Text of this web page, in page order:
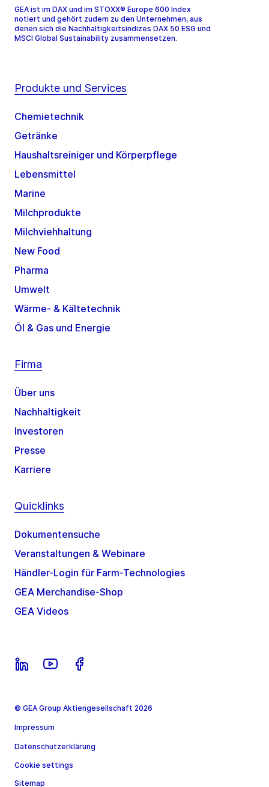
GEA ist im DAX und im STOXX® Europe 600 Index
notiert und gehört zudem zu den Unternehmen, aus
denen sich die Nachhaltigkeitsindizes DAX 50 ESG und
MSCI Global Sustainability zusammensetzen.
Produkte und Services
Chemietechnik
Getränke
Haushaltsreiniger und Körperpflege
Lebensmittel
Marine
Milchprodukte
Milchviehhaltung
New Food
Pharma
Umwelt
Wärme- & Kältetechnik
Öl & Gas und Energie
Firma
Über uns
Nachhaltigkeit
Investoren
Presse
Karriere
Quicklinks
Dokumentensuche
Veranstaltungen & Webinare
Händler-Login für Farm-Technologies
GEA Merchandise-Shop
GEA Videos
© GEA Group Aktiengesellschaft 2026
Impressum
Datenschutzerklärung
Cookie settings
Sitemap